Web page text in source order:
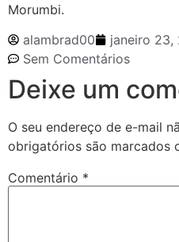
Morumbi.
alambrad00
janeiro 23,
Sem Comentários
Deixe um
O seu endereço de e-mail
obrigatórios são marcados
Comentário *